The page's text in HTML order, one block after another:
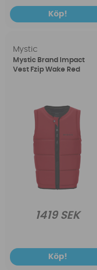
Köp!
Mystic
Mystic Brand Impact
Vest Fzip Wake Red
1419 SEK
Köp!